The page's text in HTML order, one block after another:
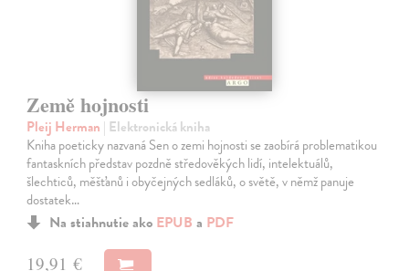
Země hojnosti
Pleij Herman | Elektronická kniha
Kniha poeticky nazvaná Sen o zemi hojnosti se zaobírá problematikou
fantaskních představ pozdně středověkých lidí, intelektuálů,
šlechticů, měšťanů i obyčejných sedláků, o světě, v němž panuje
dostatek…
Na stiahnutie ako EPUB a PDF
19,91 €